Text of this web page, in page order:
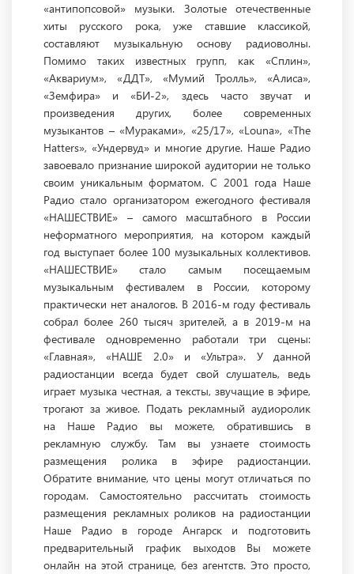
«антипопсовой» музыки. Золотые отечественные
хиты русского рока, уже ставшие классикой,
составляют музыкальную основу радиоволны.
Помимо таких известных групп, как «Сплин»,
«Аквариум», «ДДТ», «Мумий Тролль», «Алиса»,
«Земфира» и «БИ-2», здесь часто звучат и
произведения других, более современных
музыкантов – «Мураками», «25/17», «Louna», «The
Hatters», «Ундервуд» и многие другие. Наше Радио
завоевало признание широкой аудитории не только
своим уникальным форматом. С 2001 года Наше
Радио стало организатором ежегодного фестиваля
«НАШЕСТВИЕ» – самого масштабного в России
неформатного мероприятия, на котором каждый
год выступает более 100 музыкальных коллективов.
«НАШЕСТВИЕ» стало самым посещаемым
музыкальным фестивалем в России, которому
практически нет аналогов. В 2016-м году фестиваль
собрал более 260 тысяч зрителей, а в 2019-м на
фестивале одновременно работали три сцены:
«Главная», «НАШЕ 2.0» и «Ультра». У данной
радиостанции всегда будет свой слушатель, ведь
играет музыка честная, а тексты, звучащие в эфире,
трогают за живое. Подать рекламный аудиоролик
на Наше Радио вы можете, обратившись в
рекламную службу. Там вы узнаете стоимость
размещения ролика в эфире радиостанции.
Обратите внимание, что цены могут отличаться по
городам. Самостоятельно рассчитать стоимость
размещения рекламных роликов на радиостанции
Наше Радио в городе Ангарск и подготовить
предварительный график выходов Вы можете
онлайн на этой странице, без агентств. Это просто,